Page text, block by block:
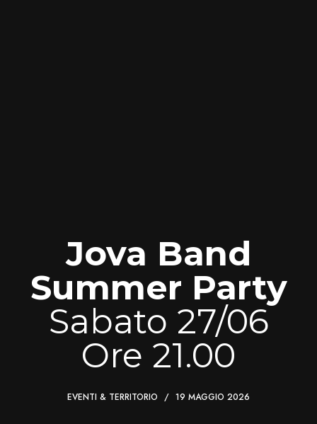
Jova Band
Summer Party
Sabato 27/06
Ore 21.00
EVENTI & TERRITORIO 19 MAGGIO 2026